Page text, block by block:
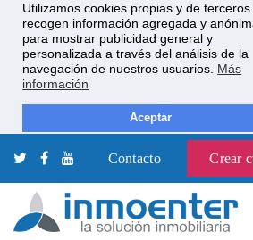
Utilizamos cookies propias y de
recogen información agregada y
para mostrar publicidad general y
personalizada a través del análisis de la
navegación de nuestros usuarios. Más
información
Aceptar
Contacto Crear